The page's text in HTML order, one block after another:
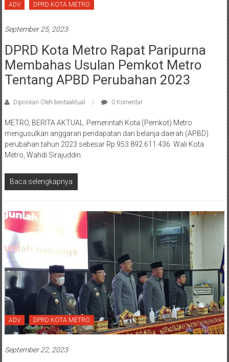
ADV DPRD KOTA METRO
September 25, 2023
DPRD Kota Metro Rapat Paripurna
Membahas Usulan Pemkot Metro
Tentang APBD Perubahan 2023
Diposkan Oleh:beritaaktual 0 Komentar
METRO, BERITA AKTUAL. Pemerintah Kota (Pemkot) Metro
mengusulkan anggaran pendapatan dan belanja daerah (APBD)
perubahan tahun 2023 sebesar Rp.953.892.611.436. Wali Kota
Metro, Wahdi Sirajuddin
Baca selengkapnya
ADV DPRD KOTA METRO
September 22, 2023